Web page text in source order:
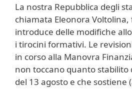
La nostra Repubblica degli
chiamata Eleonora
introduce delle modifiche
i tirocini formativi. Le
in corso alla Manovra
non toccano quanto stabilito
del 13 agosto e che sostiene